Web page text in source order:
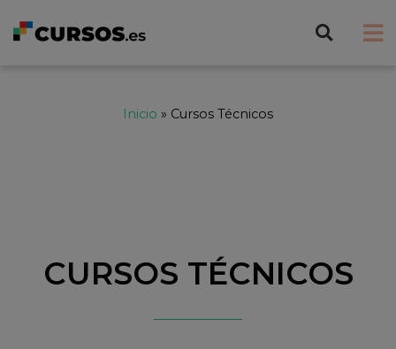
Inicio » Cursos Técnicos
CURSOS TÉCNICOS